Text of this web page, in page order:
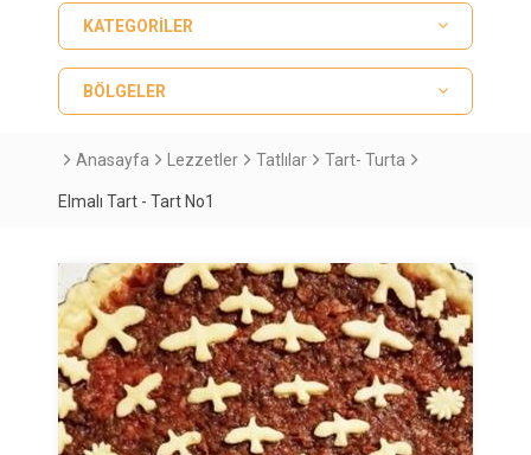
KATEGORILER
BÖLGELER
Anasayfa Lezzetler Tatlılar Tart- Turta
Elmalı Tart - Tart No1